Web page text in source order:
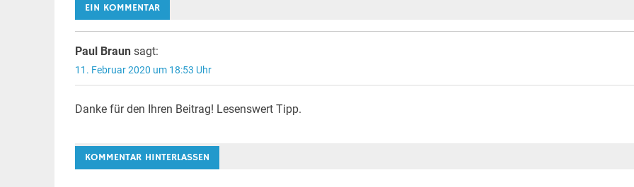
EIN KOMMENTAR
Paul Braun sagt:
11. Februar 2020 um 18:53 Uhr
Danke für den Ihren Beitrag! Lesenswert Tipp.
KOMMENTAR HINTERLASSEN